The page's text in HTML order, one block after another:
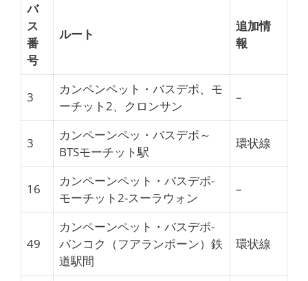
バ
ス
番
号
ルート
追加情
報
3
カンペンペット・バスデポ、モ
ーチット2、クロンサン
–
3
カンペーンペッ・バスデポ～
BTSモーチット駅
環状線
16
カンペーンペット・バスデポ-
モーチット2-スーラウォン
–
49
カンペーンペット・バスデポ-
バンコク（フアランポーン）鉄
道駅間
環状線